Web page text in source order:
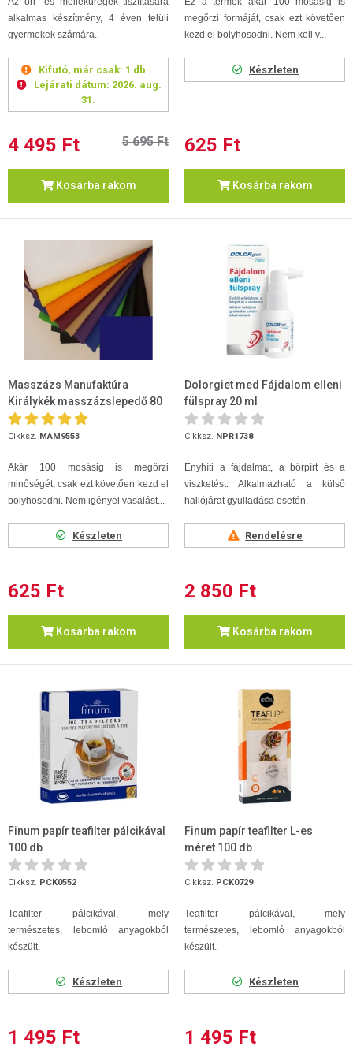
alkalmas készítmény, 4 éven felüli
gyermekek számára.
Kifutó, már csak: 1 db
Lejárati dátum: 2026. aug.
31.
4 495 Ft 5 695 Ft
Kosárba rakom
megőrzi formáját, csak ezt követően
kezd el bolyhosodni. Nem kell v...
Készleten
625 Ft
Kosárba rakom
Masszázs Manufaktúra
Királykék masszázslepedő 80
x 200
Cikksz. MAM9553
Akár 100 mosásig is megőrzi
minőségét, csak ezt követően kezd el
bolyhosodni. Nem igényel vasalást...
Készleten
625 Ft
Kosárba rakom
Dolorgiet med Fájdalom elleni
fülspray 20 ml
Cikksz. NPR1738
Enyhíti a fájdalmat, a bőrpírt és a
viszketést. Alkalmazható a külső
hallójárat gyulladása esetén.
Rendelésre
2 850 Ft
Kosárba rakom
Finum papír teafilter pálcikával
100 db
Cikksz. PCK0552
Teafilter pálcikával, mely
természetes, lebomló anyagokból
készült.
Készleten
1 495 Ft
Finum papír teafilter L-es
méret 100 db
Cikksz. PCK0729
Teafilter pálcikával, mely
természetes, lebomló anyagokból
készült.
Készleten
1 495 Ft